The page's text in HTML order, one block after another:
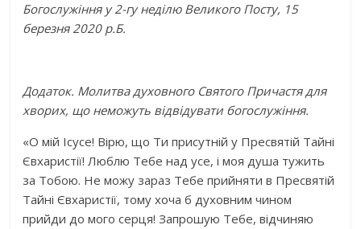
Богослужіння у 2-гу неділю Великого Посту, 15
березня 2020 р.Б.
Додаток. Молитва духовного Святого Причастя для
хворих, що неможуть відвідувати богослужіння.
«О мій Ісусе! Вірю, що Ти присутній у Пресвятій Тайні
Євхаристії! Люблю Тебе над усе, і моя душа тужить
за Тобою. Не можу зараз Тебе прийняти в Пресвятій
Тайні Євхаристії, тому хоча б духовним чином
прийди до мого серця! Запрошую Тебе, відчиняю